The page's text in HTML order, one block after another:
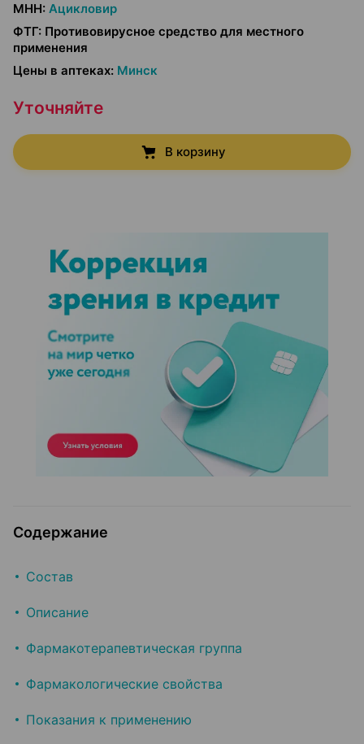
МНН: Ацикловир
ФТГ: Противовирусное средство для местного
применения
Цены в аптеках: Минск
Уточняйте
В корзину
Содержание
Состав
Описание
Фармакотерапевтическая группа
Фармакологические свойства
Показания к применению